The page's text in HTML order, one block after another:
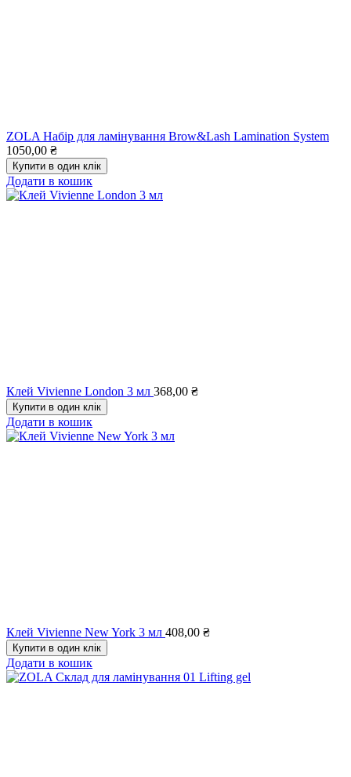
ZOLA Набір для ламінування Brow&Lash Lamination System
1050,00 ₴
Купити в один клік
Додати в кошик
Клей Vivienne London 3 мл 368,00 ₴
Купити в один клік
Додати в кошик
Клей Vivienne New York 3 мл 408,00 ₴
Купити в один клік
Додати в кошик